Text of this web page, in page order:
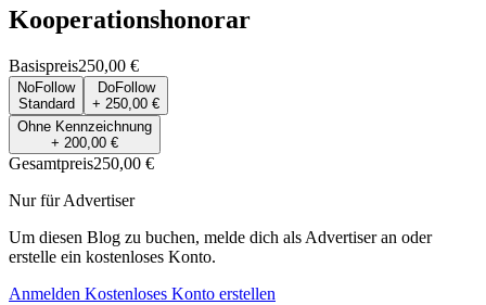
Kooperationshonorar
Basispreis250,00 €
NoFollow
Standard
DoFollow
+ 250,00 €
Ohne Kennzeichnung
+ 200,00 €
Gesamtpreis250,00 €
Nur für Advertiser
Um diesen Blog zu buchen, melde dich als Advertiser an oder
erstelle ein kostenloses Konto.
Anmelden Kostenloses Konto erstellen